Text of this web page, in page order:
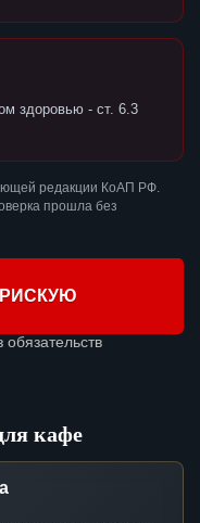
здоровью - ст. 6.3
редакции КоАП РФ.
прошла без
обязательств
кафе